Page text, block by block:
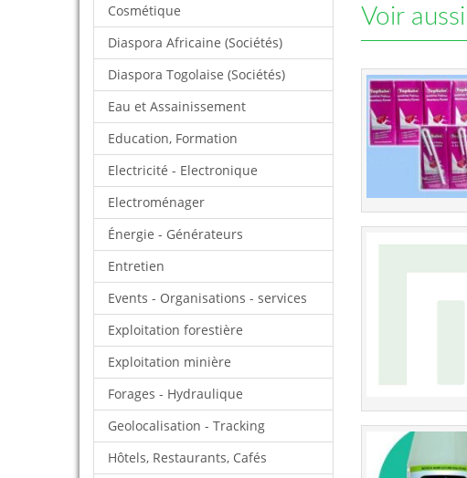
Cosmétique
Diaspora Africaine (Sociétés)
Diaspora Togolaise (Sociétés)
Eau et Assainissement
Education, Formation
Electricité - Electronique
Electroménager
Énergie - Générateurs
Entretien
Events - Organisations - services
Exploitation forestière
Exploitation minière
Forages - Hydraulique
Geolocalisation - Tracking
Hôtels, Restaurants, Cafés
Voir aussi